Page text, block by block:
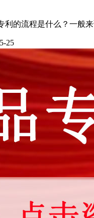
的流程是什么？一般
25